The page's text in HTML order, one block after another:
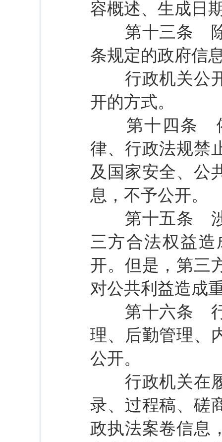
容概述、生成日
第十三条 除
条规定的政府信
行政机关公开
开的方式。
第十四条 依
律、行政法规禁
及国家安全、公
息，不予公开。
第十五条 涉
三方合法权益
开。但是，第三
对公共利益造成
第十六条 行
理、后勤管理、
公开。
行政机关在履
录、过程稿、磋
政执法案卷信息